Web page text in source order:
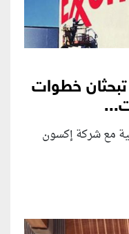
خطوات
مع شركة إكسون